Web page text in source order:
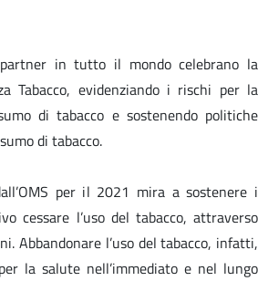
in tutto il mondo celebrano la
Tabacco, evidenziando i rischi per la
di tabacco e sostenendo politiche
di tabacco.
per il 2021 mira a sostenere i
cessare l’uso del tabacco, attraverso
Abbandonare l’uso del tabacco, infatti,
la salute nell’immediato e nel lungo